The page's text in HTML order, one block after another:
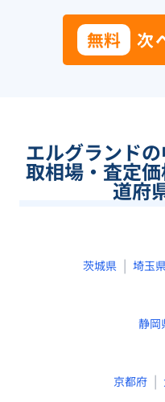
無料 次
エルグランド
取相場・査定
道府
茨城県 | 埼玉
静岡
京都府 |